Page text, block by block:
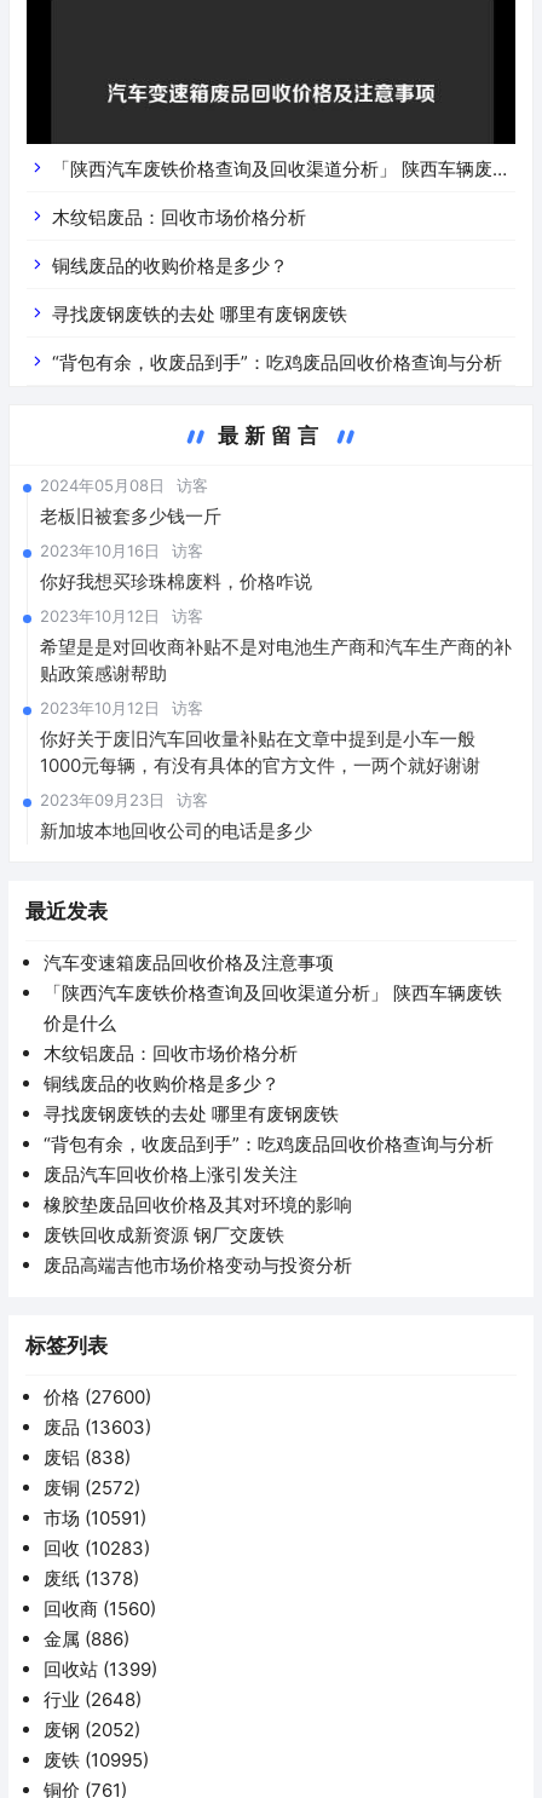
「陕西汽车废铁价格查询及回收渠道分析」 陕西车辆废铁
价是什么
木纹铝废品：回收市场价格分析
铜线废品的收购价格是多少？
寻找废钢废铁的去处 哪里有废钢废铁
“背包有余，收废品到手”：吃鸡废品回收价格查询与分析
最新留言
2024年05月08日 访客
老板旧被套多少钱一斤
2023年10月16日 访客
你好我想买珍珠棉废料，价格咋说
2023年10月12日 访客
希望是是对回收商补贴不是对电池生产商和汽车生产商的补
贴政策感谢帮助
2023年10月12日 访客
你好关于废旧汽车回收量补贴在文章中提到是小车一般
1000元每辆，有没有具体的官方文件，一两个就好谢谢
2023年09月23日 访客
新加坡本地回收公司的电话是多少
最近发表
汽车变速箱废品回收价格及注意事项
「陕西汽车废铁价格查询及回收渠道分析」 陕西车辆废铁
价是什么
木纹铝废品：回收市场价格分析
铜线废品的收购价格是多少？
寻找废钢废铁的去处 哪里有废钢废铁
“背包有余，收废品到手”：吃鸡废品回收价格查询与分析
废品汽车回收价格上涨引发关注
橡胶垫废品回收价格及其对环境的影响
废铁回收成新资源 钢厂交废铁
废品高端吉他市场价格变动与投资分析
标签列表
价格 (27600)
废品 (13603)
废铝 (838)
废铜 (2572)
市场 (10591)
回收 (10283)
废纸 (1378)
回收商 (1560)
金属 (886)
回收站 (1399)
行业 (2648)
废钢 (2052)
废铁 (10995)
铜价 (761)